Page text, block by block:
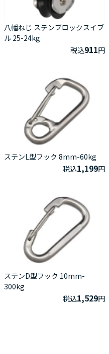
八幡ねじ ステンブロックスイブ
ル 25-24kg
税込911円
ステンL型フック 8mm-60kg
税込1,199円
ステンD型フック 10mm-
300kg
税込1,529円